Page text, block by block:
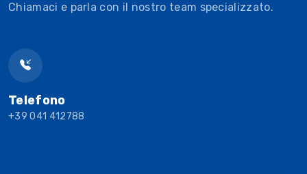
Chiamaci e parla con il nostro team specializzato.
Telefono
+39 041 412788